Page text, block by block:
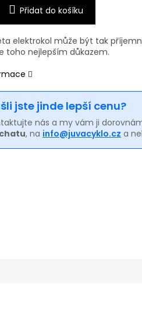
Přidat do košíku
elektrokol může být tak
toho nejlepším důkazem.
jste jinde lepší cenu?
nás a my vám ji
, na info@juvacyklo.cz a